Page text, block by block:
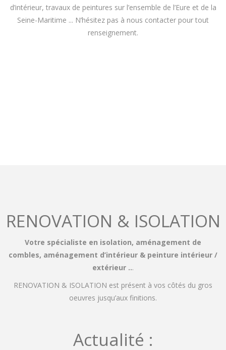
d’intérieur, travaux de peintures sur l’ensemble de l’Eure et de la
Seine-Maritime ... N’hésitez pas à nous contacter pour tout
renseignement.
RENOVATION & ISOLATION
Votre spécialiste en isolation, aménagement de
combles, aménagement d’intérieur & peinture intérieur /
extérieur ...
RENOVATION & ISOLATION est présent à vos côtés du gros
oeuvres jusqu’aux finitions.
Actualité :